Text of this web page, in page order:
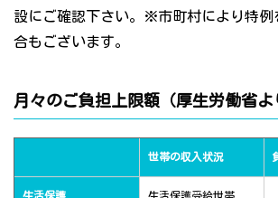
設にご確認下さい。※市町村により特例
合もございます。
月々のご負担上限額（厚生労働省よ
世帯の収入状況
生活保護 生活保護受給世帯